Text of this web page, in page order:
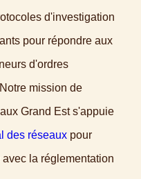
d'investigation
pour répondre aux
d'ordres
mission de
Grand Est s'appuie
des réseaux pour
la réglementation